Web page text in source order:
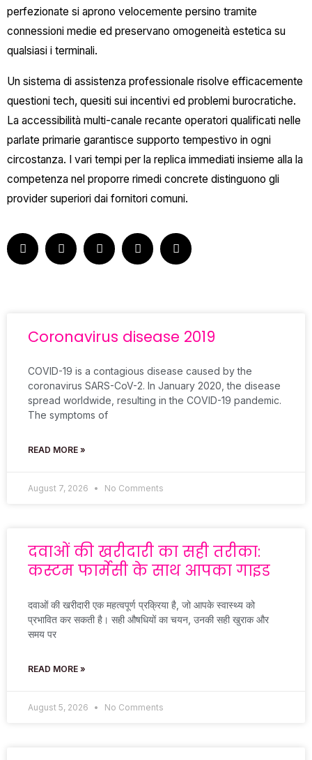
perfezionate si aprono velocemente persino tramite
connessioni medie ed preservano omogeneità estetica su
qualsiasi i terminali.
Un sistema di assistenza professionale risolve efficacemente
questioni tech, quesiti sui incentivi ed problemi burocratiche.
La accessibilità multi-canale recante operatori qualificati nelle
parlate primarie garantisce supporto tempestivo in ogni
circostanza. I vari tempi per la replica immediati insieme alla la
competenza nel proporre rimedi concrete distinguono gli
provider superiori dai fornitori comuni.
Coronavirus disease 2019
COVID-19 is a contagious disease caused by the
coronavirus SARS-CoV-2. In January 2020, the disease
spread worldwide, resulting in the COVID-19 pandemic.
The symptoms of
READ MORE »
August 7, 2026 No Comments
दवाओं की खरीदारी का सही तरीका:
कस्टम फार्मेसी के साथ आपका गाइड
दवाओं की खरीदारी एक महत्वपूर्ण प्रक्रिया है, जो आपके स्वास्थ्य को
प्रभावित कर सकती है। सही औषधियों का चयन, उनकी सही खुराक और
समय पर
READ MORE »
August 5, 2026 No Comments